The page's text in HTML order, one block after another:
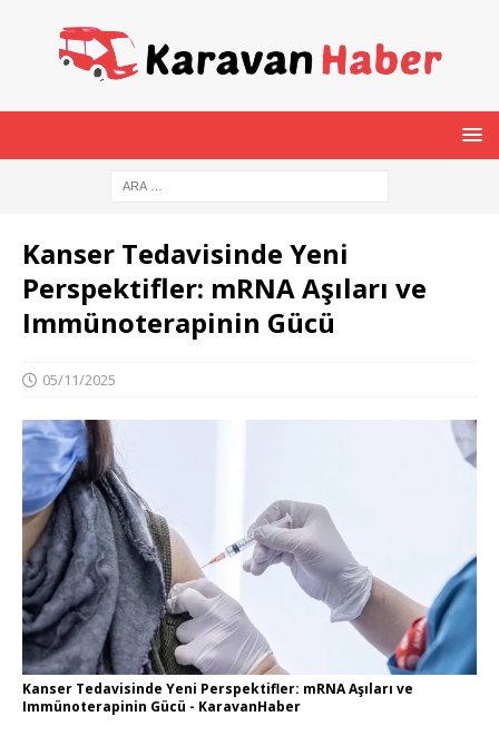
Kanser Tedavisinde Yeni
Perspektifler: mRNA Aşıları ve
Immünoterapinin Gücü
05/11/2025
Kanser Tedavisinde Yeni Perspektifler: mRNA Aşıları ve
Immünoterapinin Gücü - KaravanHaber